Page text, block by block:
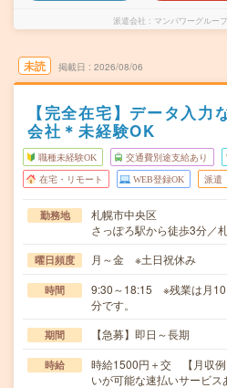
派遣会社 マンパワーグルー
未読 掲載日 2026/08/06
【完全在宅】データ入力
会社＊未経験OK
職種未経験OK 交通費別途支給あり
在宅・リモート WEB登録OK 派遣
勤務地
札幌市中央区
さっぽろ駅から徒歩3分／
曜日頻度 月～金 ※土日祝休み
時間
9:30～18:15 ※残業は月10
分です。
期間 【急募】即日～長期
時給
時給1500円＋交 【月収
いが可能な速払いサービス